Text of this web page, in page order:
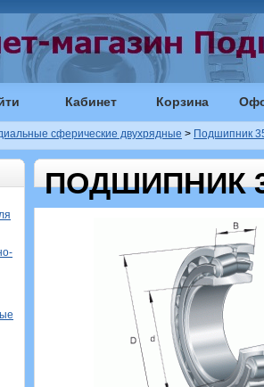
Кабинет Корзина
сферические двухрядные > Подшипник
ПОДШИПНИК